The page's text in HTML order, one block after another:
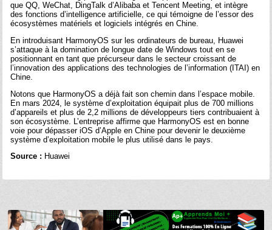
que QQ, WeChat, DingTalk d’Alibaba et Tencent Meeting, et intègre
des fonctions d’intelligence artificielle, ce qui témoigne de l’essor des
écosystèmes matériels et logiciels intégrés en Chine.
En introduisant HarmonyOS sur les ordinateurs de bureau, Huawei
s’attaque à la domination de longue date de Windows tout en se
positionnant en tant que précurseur dans le secteur croissant de
l’innovation des applications des technologies de l’information (ITAI) en
Chine.
Notons que HarmonyOS a déjà fait son chemin dans l’espace mobile.
En mars 2024, le système d’exploitation équipait plus de 700 millions
d’appareils et plus de 2,2 millions de développeurs tiers contribuaient à
son écosystème. L’entreprise affirme que HarmonyOS est en bonne
voie pour dépasser iOS d’Apple en Chine pour devenir le deuxième
système d’exploitation mobile le plus utilisé dans le pays.
Source : Huawei